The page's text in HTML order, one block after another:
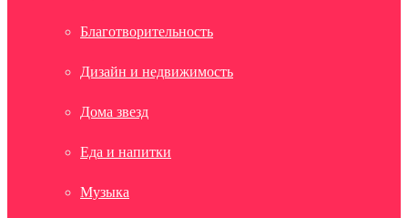
Благотворительность
Дизайн и недвижимость
Дома звезд
Еда и напитки
Музыка